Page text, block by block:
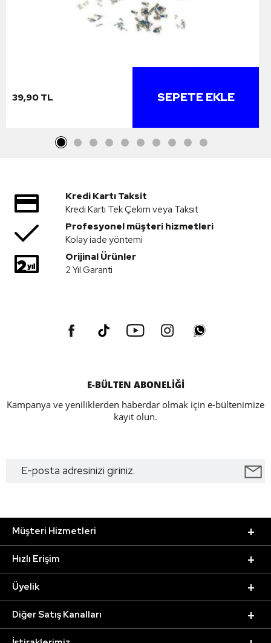
39,90 TL SEPETE EKLE
Kredi Kartı Taksit
Kredi Kartı Tek Çekim veya Taksit
Profesyonel müşteri hizmetleri
Kolay iade yöntemi
Orijinal Ürünler
2 Yıl Garanti
E-BÜLTEN ABONELİĞİ
Kampanya ve yeniliklerden haberdar olmak için e-bültenimize
kayıt olun.
Müşteri Hizmetleri
Hızlı Erişim
Üyelik
Diğer Satış Kanalları